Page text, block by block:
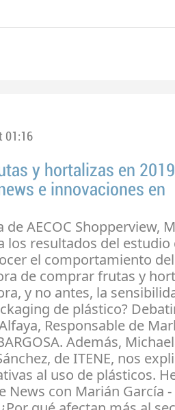
01:16
y hortalizas en 2019
e innovaciones en
AECOC Shopperview,
los resultados del
el comportamiento del
de comprar frutas y
y no antes, la
de plástico?
Responsable de
Además,
de ITENE, nos
al uso de plásticos.
News con Marián García -